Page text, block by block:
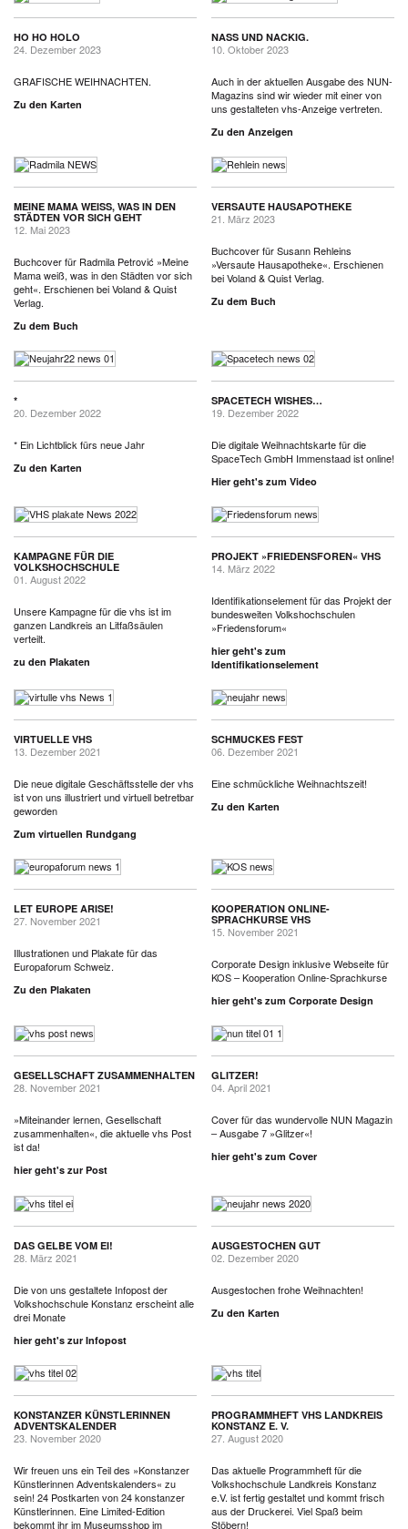
HO HO HOLO
24. Dezember 2023
GRAFISCHE WEIHNACHTEN.
Zu den Karten
NASS UND NACKIG.
10. Oktober 2023
Auch in der aktuellen Ausgabe des NUN-
Magazins sind wir wieder mit einer von
uns gestalteten vhs-Anzeige vertreten.
Zu den Anzeigen
MEINE MAMA WEISS, WAS IN DEN S
TÄDTEN VOR SICH GEHT
12. Mai 2023
Buchcover für Radmila Petrović »Meine
Mama weiß, was in den Städten vor sich
geht«. Erschienen bei Voland & Quist
Verlag.
Zu dem Buch
VERSAUTE HAUSAPOTHEKE
21. März 2023
Buchcover für Susann Rehleins
»Versaute Hausapotheke«. Erschienen
bei Voland & Quist Verlag.
Zu dem Buch
*
20. Dezember 2022
* Ein Lichtblick fürs neue Jahr
Zu den Karten
SPACETECH WISHES…
19. Dezember 2022
Die digitale Weihnachtskarte für die
SpaceTech GmbH Immenstaad ist online!
Hier geht's zum Video
KAMPAGNE FÜR DIE
VOLKSHOCHSCHULE
01. August 2022
Unsere Kampagne für die vhs ist im
ganzen Landkreis an Litfaßsäulen
verteilt.
zu den Plakaten
PROJEKT »FRIEDENSFOREN« VHS
14. März 2022
Identifikationselement für das Projekt der
bundesweiten Volkshochschulen
»Friedensforum«
hier geht's zum
Identifikationselement
VIRTUELLE VHS
13. Dezember 2021
Die neue digitale Geschäftsstelle der vhs
ist von uns illustriert und virtuell betretbar
geworden
Zum virtuellen Rundgang
SCHMUCKES FEST
06. Dezember 2021
Eine schmückliche Weihnachtszeit!
Zu den Karten
LET EUROPE ARISE!
27. November 2021
Illustrationen und Plakate für das
Europaforum Schweiz.
Zu den Plakaten
KOOPERATION ONLINE-
SPRACHKURSE VHS
15. November 2021
Corporate Design inklusive Webseite für
KOS – Kooperation Online-Sprachkurse
hier geht's zum Corporate Design
GESELLSCHAFT ZUSAMMENHALTEN
28. November 2021
»Miteinander lernen, Gesellschaft
zusammenhalten«, die aktuelle vhs Post
ist da!
hier geht's zur Post
GLITZER!
04. April 2021
Cover für das wundervolle NUN Magazin
– Ausgabe 7 »Glitzer«!
hier geht's zum Cover
DAS GELBE VOM EI!
28. März 2021
Die von uns gestaltete Infopost der
Volkshochschule Konstanz erscheint alle
drei Monate
hier geht's zur Infopost
AUSGESTOCHEN GUT
02. Dezember 2020
Ausgestochen frohe Weihnachten!
Zu den Karten
KONSTANZER KÜNSTLERINNEN
ADVENTSKALENDER
23. November 2020
Wir freuen uns ein Teil des »Konstanzer
Künstlerinnen Adventskalenders« zu
sein! 24 Postkarten von 24 konstanzer
Künstlerinnen. Eine Limited-Edition
bekommt ihr im Museumsshop im
PROGRAMMHEFT VHS LANDKREIS
KONSTANZ E. V.
27. August 2020
Das aktuelle Programmheft für die
Volkshochschule Landkreis Konstanz
e.V. ist fertig gestaltet und kommt frisch
aus der Druckerei. Viel Spaß beim
Stöbern!